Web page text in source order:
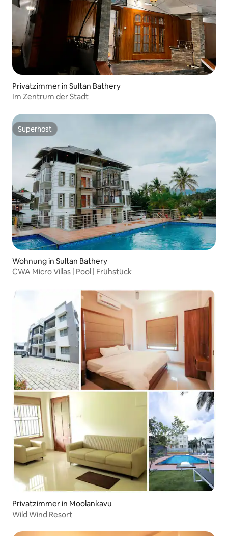
Privatzimmer in Sultan Bathery
Im Zentrum der Stadt
Superhost
Superhost
Wohnung in Sultan Bathery
CWA Micro Villas | Pool | Frühstück
Privatzimmer in Moolankavu
Wild Wind Resort